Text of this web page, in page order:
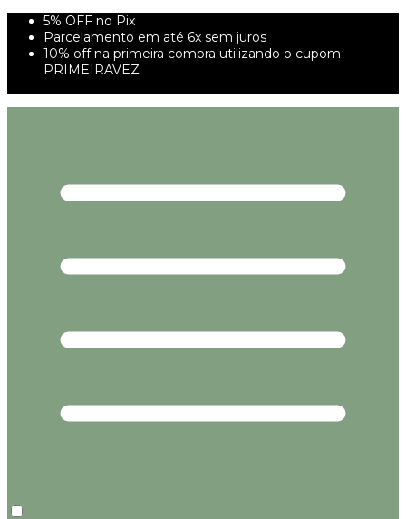
5% OFF no Pix
Parcelamento em até 6x sem juros
10% off na primeira compra utilizando o cupom
PRIMEIRAVEZ